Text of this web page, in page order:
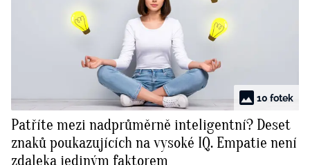
10 fotek
Patříte mezi nadprůměrně inteligentní? Deset
znaků poukazujících na vysoké IQ. Empatie není
zdaleka jediným faktorem